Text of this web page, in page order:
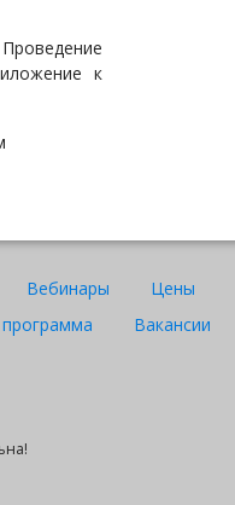
к
Вебинары Цены
Вакансии